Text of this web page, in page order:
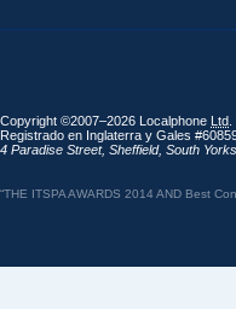
Copyright ©2007–2026 Localphone Ltd
Registrado en Inglaterra y Gales
4 Paradise Street, Sheffield, South
“THE ITSPA AWARDS 2014 AND Best